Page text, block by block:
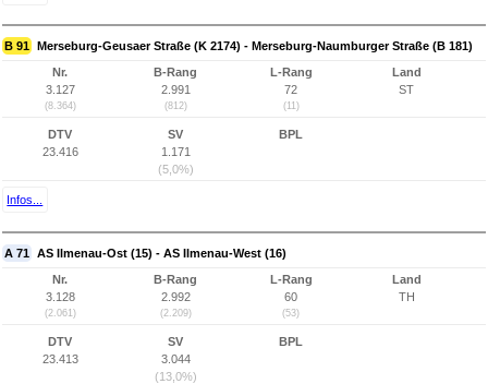
B 91 Merseburg-Geusaer Straße (K 2174) - Merseburg-Naumburger Straße (B 181)
Nr.
3.127
(8.364)
B-Rang
2.991
(812)
L-Rang
72
(11)
Land
ST
DTV
23.416
SV
1.171
(5,0%)
BPL
Infos...
A 71 AS Ilmenau-Ost (15) - AS Ilmenau-West (16)
Nr.
3.128
(2.061)
B-Rang
2.992
(2.209)
L-Rang
60
(53)
Land
TH
DTV
23.413
SV
3.044
(13,0%)
BPL